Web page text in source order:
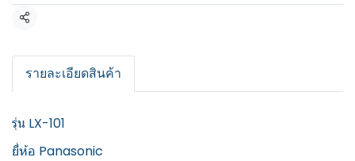
แชร์
รายละเอียดสินค้า
รุ่น LX-101
ยี่ห้อ Panasonic